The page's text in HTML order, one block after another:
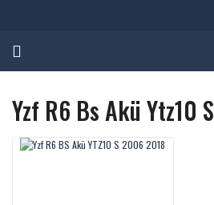
Yzf R6 Bs Akü Ytz10 S